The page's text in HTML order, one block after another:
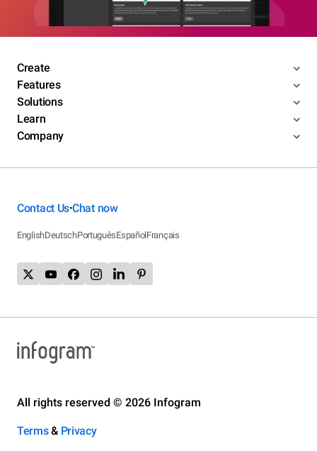
Create
Features
Solutions
Learn
Company
Contact Us•Chat now
EnglishDeutschPortuguêsEspañolFrançais
All rights reserved © 2026 Infogram
Terms& Privacy